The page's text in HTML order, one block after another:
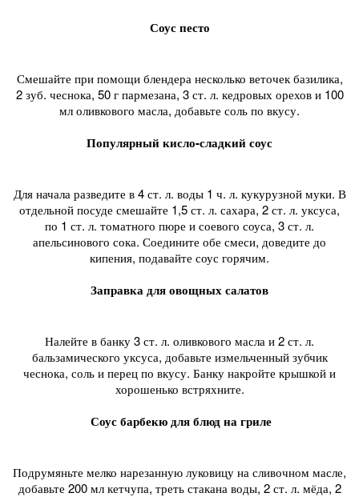
Соус песто
Смешайте при помощи блендера несколько веточек базилика,
2 зуб. чеснока, 50 г пармезана, 3 ст. л. кедровых орехов и 100
мл оливкового масла, добавьте соль по вкусу.
Популярный кисло-сладкий соус
Для начала разведите в 4 ст. л. воды 1 ч. л. кукурузной муки. В
отдельной посуде смешайте 1,5 ст. л. сахара, 2 ст. л. уксуса,
по 1 ст. л. томатного пюре и соевого соуса, 3 ст. л.
апельсинового сока. Соедините обе смеси, доведите до
кипения, подавайте соус горячим.
Заправка для овощных салатов
Налейте в банку 3 ст. л. оливкового масла и 2 ст. л.
бальзамического уксуса, добавьте измельченный зубчик
чеснока, соль и перец по вкусу. Банку накройте крышкой и
хорошенько встряхните.
Соус барбекю для блюд на гриле
Подрумяньте мелко нарезанную луковицу на сливочном масле,
добавьте 200 мл кетчупа, треть стакана воды, 2 ст. л. мёда, 2